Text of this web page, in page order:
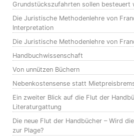
Grundstückszufahrten sollen besteuert
Die Juristische Methodenlehre von
Interpretation
Die Juristische Methodenlehre von
Handbuchwissenschaft
Von unnützen Büchern
Nebenkostensense statt
Ein zweiter Blick auf die Flut der
Literaturgattung
Die neue Flut der Handbücher – Wird
zur Plage?